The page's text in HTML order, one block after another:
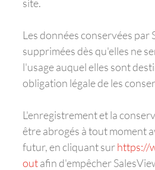
site.
Les données conservées par
supprimées dès qu'elles ne
l'usage auquel elles sont
obligation légale de les
L'enregistrement et la
être abrogés à tout moment
futur, en cliquant surhttps://
outafin d'empêcher